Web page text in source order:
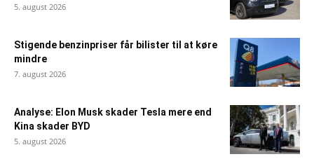
5. august 2026
Stigende benzinpriser får bilister til at køre
mindre
7. august 2026
Analyse: Elon Musk skader Tesla mere end
Kina skader BYD
5. august 2026